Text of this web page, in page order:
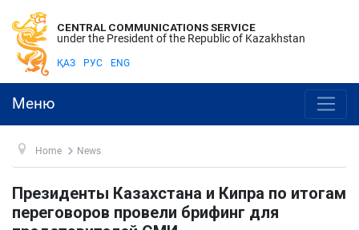
CENTRAL COMMUNICATIONS SERVICE
under the President of the Republic of Kazakhstan
ҚАЗ РУС ENG
Меню
Home News
Президенты Казахстана и Кипра по итогам
переговоров провели брифинг для